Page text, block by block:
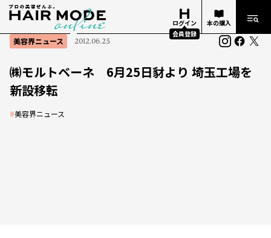
ログイン
会員登録
本の購入
美容界ニュース 2012.06.25
㈱モルトベーネ 6月25日豺より 埼玉工場を
新設移転
#美容界ニュース